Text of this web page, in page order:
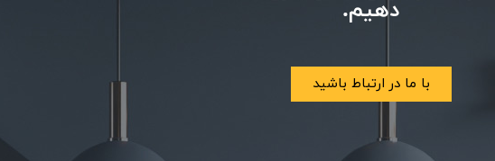
دهیم.
با ما در ارتباط باشید